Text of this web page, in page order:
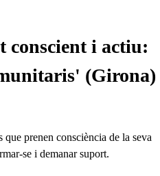
conscient i actiu:
(Girona)
que prenen consciència de la seva
se i demanar suport.